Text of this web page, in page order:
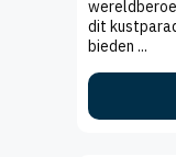
dit
bieden ...